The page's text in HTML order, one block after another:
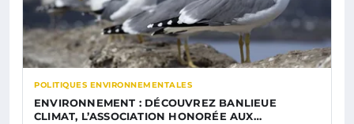
POLITIQUES ENVIRONNEMENTALES
ENVIRONNEMENT : DÉCOUVREZ BANLIEUE
CLIMAT, L’ASSOCIATION HONORÉE AUX…